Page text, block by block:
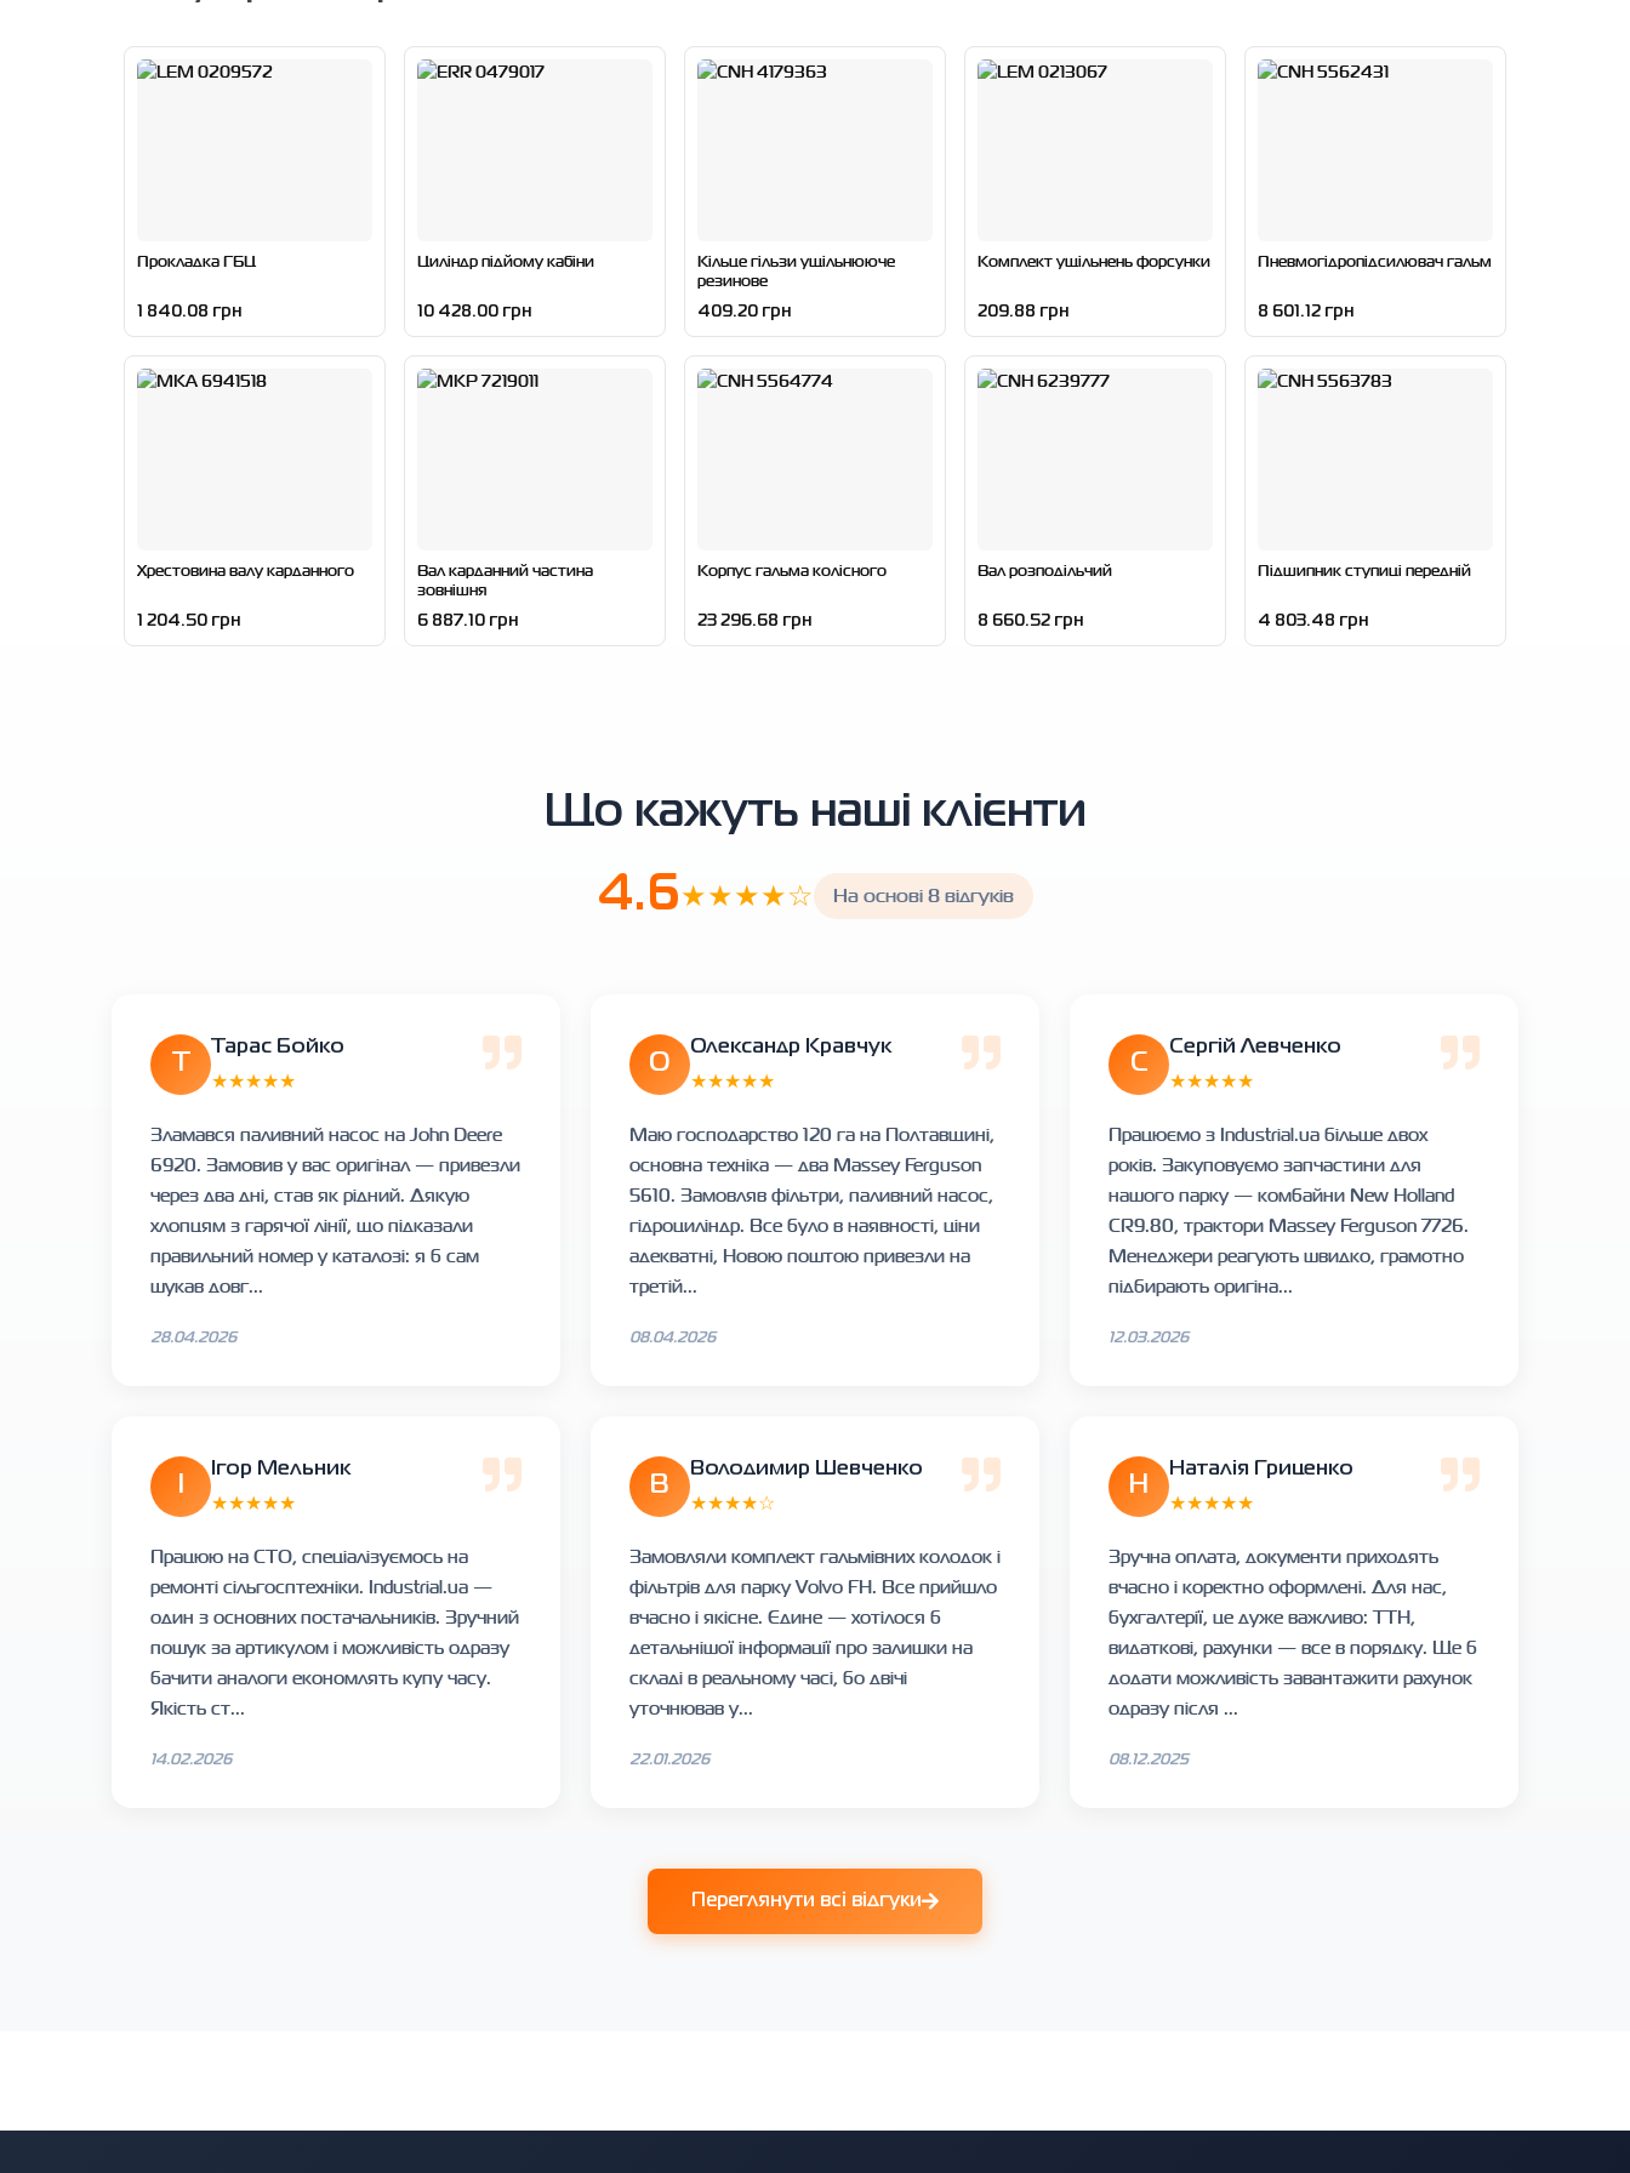
Прокладка ГБЦ
1 840.08 грн
Циліндр підйому кабіни
10 428.00 грн
Кільце гільзи ущільнююче
резинове
409.20 грн
Комплект ущільнень форсунки
209.88 грн
Пневмогідропідсилювач гальм
8 601.12 грн
Хрестовина валу карданного
1 204.50 грн
Вал карданний частина
зовнішня
6 887.10 грн
Корпус гальма колісного
23 296.68 грн
Вал розподільчий
8 660.52 грн
Підшипник ступиці передній
4 803.48 грн
Що кажуть наші клієнти
4.6★★★★☆ На основі 8 відгуків
Тарас Бойко
★★★★★
Зламався паливний насос на John Deere
6920. Замовив у вас оригінал — привезли
через два дні, став як рідний. Дякую
хлопцям з гарячої лінії, що підказали
правильний номер у каталозі: я б сам
шукав довг...
28.04.2026
О
Олександр Кравчук
★★★★★
Маю господарство 120 га на Полтавщині,
основна техніка — два Massey Ferguson
5610. Замовляв фільтри, паливний насос,
гідроциліндр. Все було в наявності, ціни
адекватні, Новою поштою привезли на
третій...
08.04.2026
С
Сергій Левченко
★★★★★
Працюємо з Industrial.ua більше двох
років. Закуповуємо запчастини для
нашого парку — комбайни New Holland
CR9.80, трактори Massey Ferguson 7726.
Менеджери реагують швидко, грамотно
підбирають оригіна...
12.03.2026
Ігор Мельник
★★★★★
Працюю на СТО, спеціалізуємось на
ремонті сільгосптехніки. Industrial.ua —
один з основних постачальників. Зручний
пошук за артикулом і можливість одразу
бачити аналоги економлять купу часу.
Якість ст...
14.02.2026
В
Володимир Шевченко
★★★★☆
Замовляли комплект гальмівних колодок і
фільтрів для парку Volvo FH. Все прийшло
вчасно і якісне. Єдине — хотілося б
детальнішої інформації про залишки на
складі в реальному часі, бо двічі
уточнював у...
22.01.2026
Н
Наталія Гриценко
★★★★★
Зручна оплата, документи приходять
вчасно і коректно оформлені. Для нас,
бухгалтерії, це дуже важливо: ТТН,
видаткові, рахунки — все в порядку. Ще б
додати можливість завантажити рахунок
одразу після ...
08.12.2025
Переглянути всі відгуки